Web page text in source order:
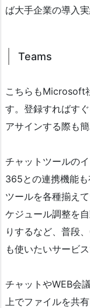
ば大手企業の導入
Teams
こちらもMicrosoft
す。登録すればす
アサインする際も
チャットツールの
365との連携機能
ツールを各種揃え
ケジュール調整を
りするなど、普段
も使いたいサービス
チャットやWEB会
上でファイルを共